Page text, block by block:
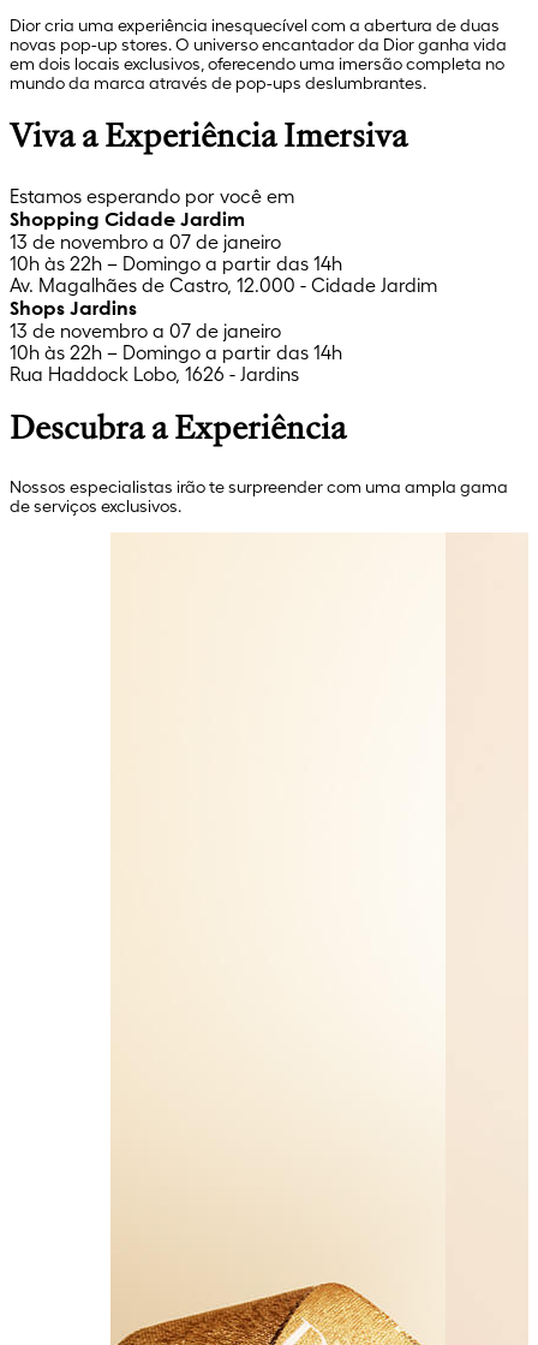
Dior cria uma experiência inesquecível com a abertura de duas
novas pop-up stores. O universo encantador da Dior ganha vida
em dois locais exclusivos, oferecendo uma imersão completa no
mundo da marca através de pop-ups deslumbrantes.
Viva a Experiência Imersiva
Estamos esperando por você em
Shopping Cidade Jardim
13 de novembro a 07 de janeiro
10h às 22h – Domingo a partir das 14h
Av. Magalhães de Castro, 12.000 - Cidade Jardim
Shops Jardins
13 de novembro a 07 de janeiro
10h às 22h – Domingo a partir das 14h
Rua Haddock Lobo, 1626 - Jardins
Descubra a Experiência
Nossos especialistas irão te surpreender com uma ampla gama
de serviços exclusivos.